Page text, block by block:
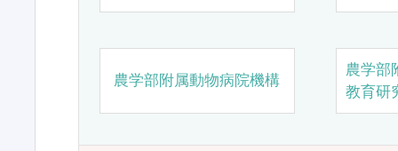
農学部附属動物病院機構
農学部
教育研